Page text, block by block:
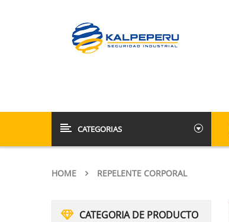
CATEGORIAS
HOME REPELENTE CORPORAL
CATEGORIA DE PRODUCTO